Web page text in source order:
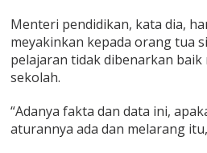
k
i
l
R
y
a
t
Menteri pendidikan, kata dia,
meyakinkan kepada orang tua
pelajaran tidak dibenarkan
sekolah.
“Adanya fakta dan data ini,
aturannya ada dan melarang